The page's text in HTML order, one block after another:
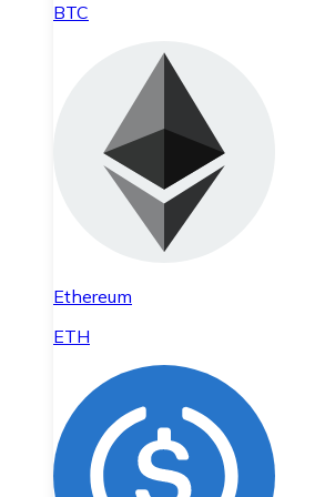
BTC
Ethereum
ETH